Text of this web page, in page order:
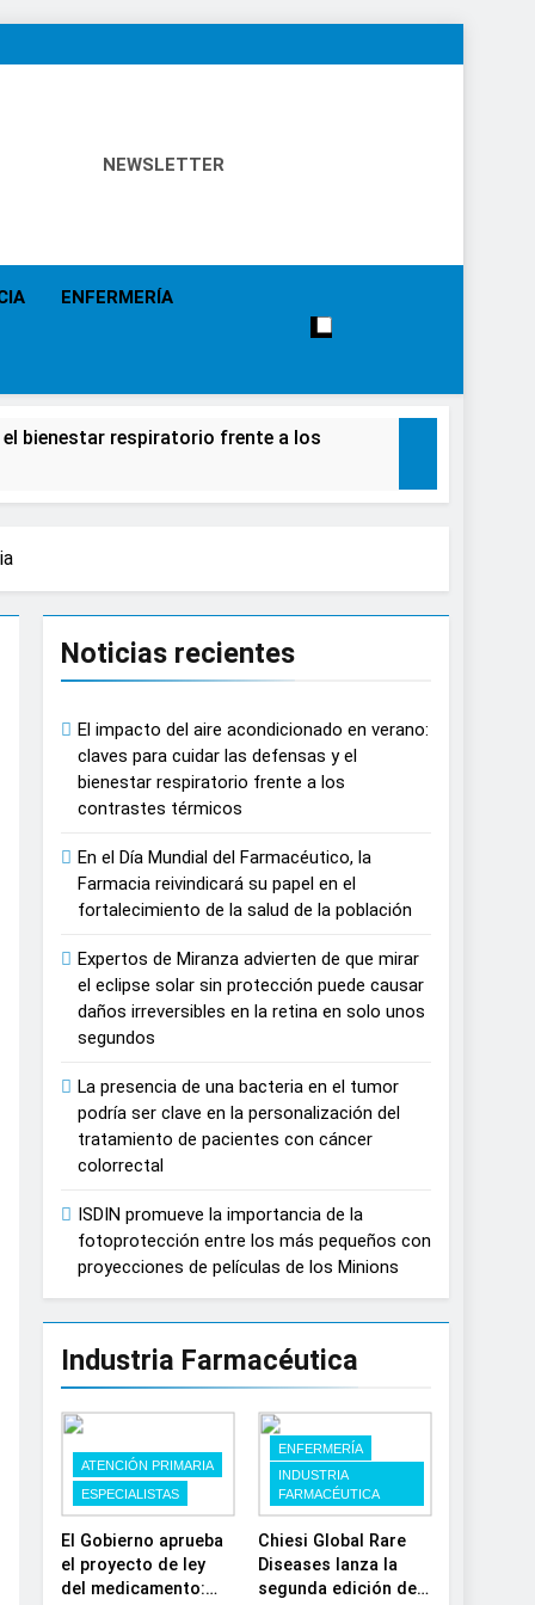
NEWSLETTER
ENFERMERÍA
bienestar respiratorio frente a los
daños irreversibles en la retina en
tratamiento de pacientes con cáncer
proyecciones de películas de los
lactante
playas y otros espacios al aire
estratégica y modernización
muscular del deportista
Noticias recientes
El impacto del aire acondicionado en verano:
claves para cuidar las defensas y el
bienestar respiratorio frente a los
contrastes térmicos
En el Día Mundial del Farmacéutico, la
Farmacia reivindicará su papel en el
fortalecimiento de la salud de la población
Expertos de Miranza advierten de que mirar
el eclipse solar sin protección puede causar
daños irreversibles en la retina en solo unos
segundos
La presencia de una bacteria en el tumor
podría ser clave en la personalización del
tratamiento de pacientes con cáncer
colorrectal
ISDIN promueve la importancia de la
fotoprotección entre los más pequeños con
proyecciones de películas de los Minions
Industria Farmacéutica
ATENCIÓN PRIMARIA
ESPECIALISTAS
El Gobierno aprueba
el proyecto de ley
del medicamento:
ENFERMERÍA
INDUSTRIA
FARMACÉUTICA
Chiesi Global Rare
Diseases lanza la
segunda edición de